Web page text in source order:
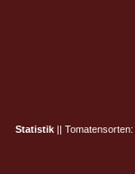
Statistik|| Tomatensorten: